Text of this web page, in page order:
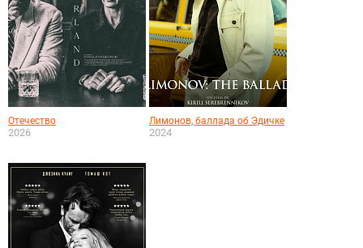
Отечество
2026
Лимонов, баллада об Эдичке
2024